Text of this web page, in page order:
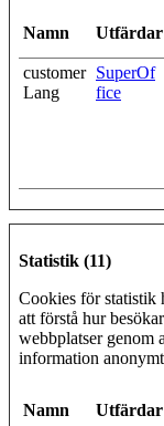
Namn
customer
Lang
SuperOf
fice
Statistik (11)
Cookies för statistik
att förstå hur
webbplatser genom
information
Namn